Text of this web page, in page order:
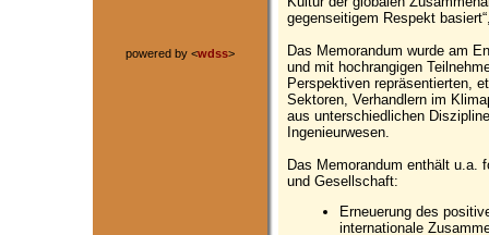
powered by <wdss>
gegenseitigem Respekt
Das Memorandum wurde am
und mit hochrangigen
Perspektiven repräsentierten,
Sektoren, Verhandlern im
aus unterschiedlichen
Ingenieurwesen.
Das Memorandum enthält u.a.
und Gesellschaft:
Erneuerung des
internationale